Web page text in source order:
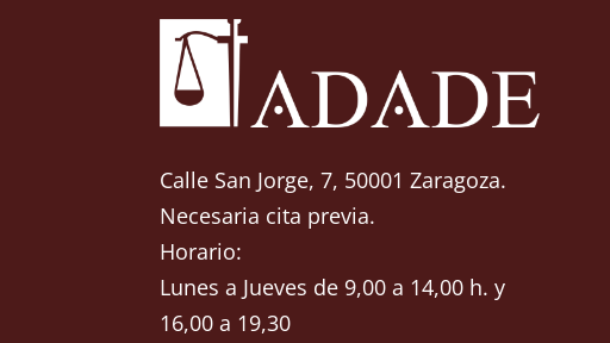
Calle San Jorge, 7, 50001 Zaragoza.
Necesaria cita previa.
Horario:
Lunes a Jueves de 9,00 a 14,00 h. y
16,00 a 19,30